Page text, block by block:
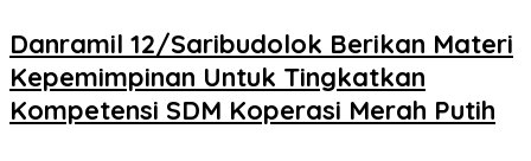
Danramil 12/Saribudolok Berikan Materi
Kepemimpinan Untuk Tingkatkan
Kompetensi SDM Koperasi Merah Putih